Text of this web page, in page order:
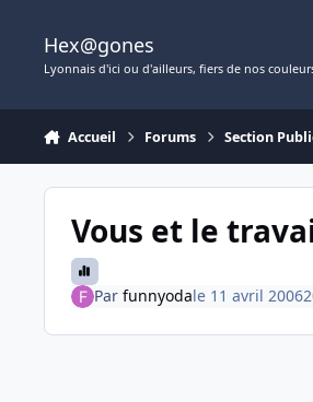
Hex@gones
Lyonnais d'ici ou d'ailleurs, fiers de nos
Accueil Forums Section
Vous et le
Par funnyodale 11 avril 2006